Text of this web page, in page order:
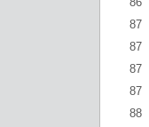
87
87
87
87
88